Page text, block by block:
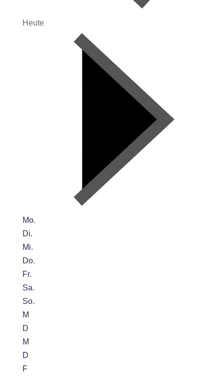
Heute
Mo.
Di.
Mi.
Do.
Fr.
Sa.
So.
M
D
M
D
F